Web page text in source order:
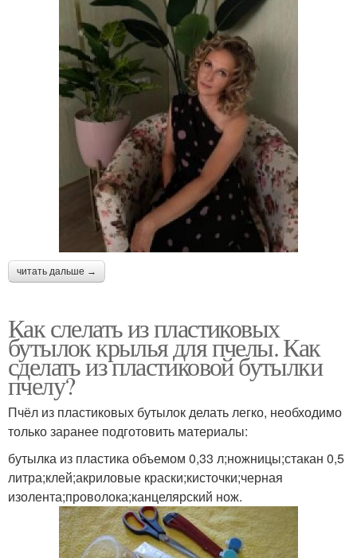
читать дальше →
Как слелать из пластиковых
бутылок крылья для пчелы. Как
сделать из пластиковой бутылки
пчелу?
Пчёл из пластиковых бутылок делать легко, необходимо
только заранее подготовить материалы:
бутылка из пластика объемом 0,33 л;ножницы;стакан 0,5
литра;клей;акриловые краски;кисточки;черная
изолента;проволока;канцелярский нож.